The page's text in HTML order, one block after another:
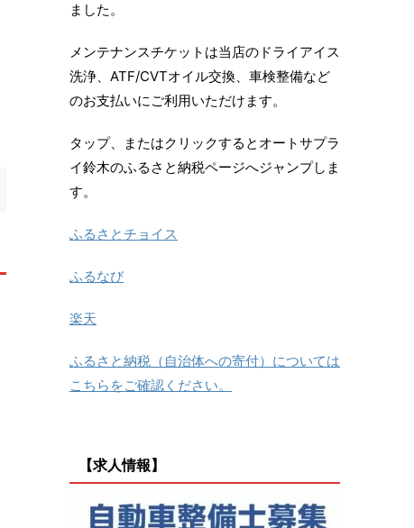
ました。
メンテナンスチケットは当店のドライアイス
洗浄、ATF/CVTオイル交換、車検整備など
のお支払いにご利用いただけます。
タップ、またはクリックするとオートサプラ
イ鈴木のふるさと納税ページへジャンプしま
す。
ふるさとチョイス
ふるなび
楽天
ふるさと納税（自治体への寄付）については
こちらをご確認ください。
【求人情報】